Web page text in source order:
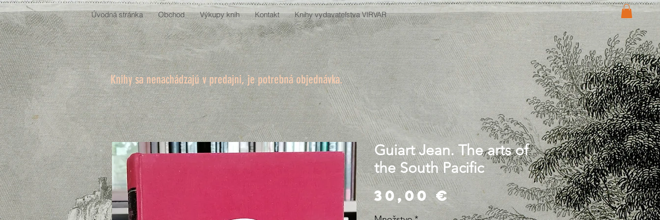
Úvodná stránka Obchod Výkupy kníh Kontakt Knihy vydavateľstva VIRVAR
Guiart Jean. The arts of
the South Pacific
30,00 €Price
Knihy sa nenachádzajú v predajni, je potrebná objednávka.